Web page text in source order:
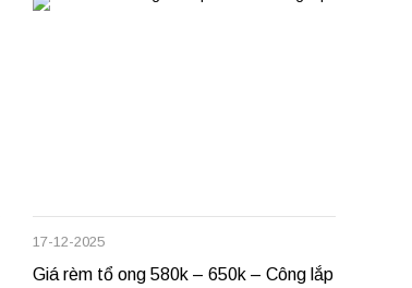
17-12-2025
Giá rèm tổ ong 580k – 650k – Công lắp